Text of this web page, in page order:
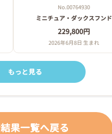
No.00764930
ミニチュア・ダックスフンド
229,800円
2026年6月8日 生まれ
もっと見る
果一覧へ戻る